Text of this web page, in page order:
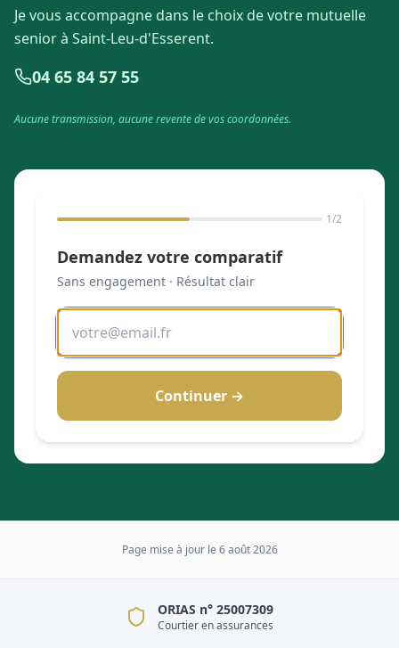
Je vous accompagne dans le choix de votre mutuelle
senior à Saint-Leu-d'Esserent.
04 65 84 57 55
Aucune transmission, aucune revente de vos coordonnées.
1/2
Demandez votre comparatif
Sans engagement · Résultat clair
Continuer →
Page mise à jour le 6 août 2026
ORIAS n° 25007309
Courtier en assurances